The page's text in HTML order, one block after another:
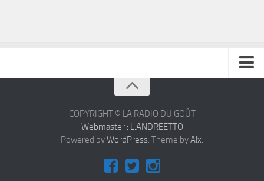
COPYRIGHT © LA RADIO DU GOÛT
Webmaster : L.ANDREETTO
Powered byWordPress. Theme byAlx.